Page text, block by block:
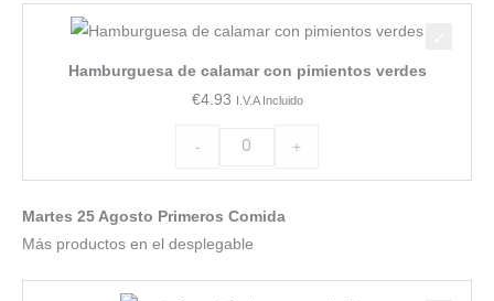
Hamburguesa de calamar con pimientos verdes
€4.93 I.V.A Incluido
-
calamar
con
+
Martes 25 Agosto Primeros Comida
Más productos en el desplegable